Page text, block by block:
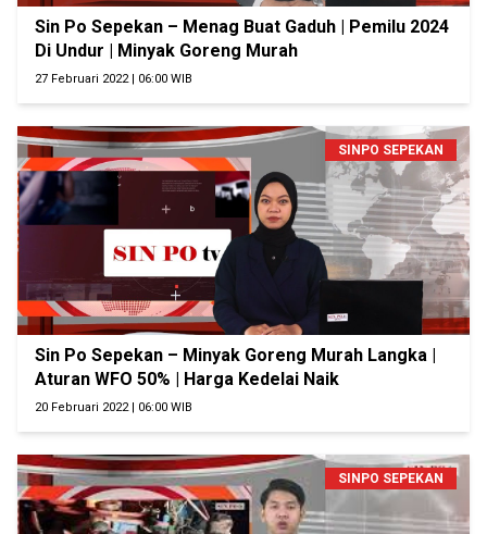
Sin Po Sepekan – Menag Buat Gaduh | Pemilu 2024
Di Undur | Minyak Goreng Murah
27 Februari 2022 | 06:00 WIB
SINPO SEPEKAN
Sin Po Sepekan – Minyak Goreng Murah Langka |
Aturan WFO 50% | Harga Kedelai Naik
20 Februari 2022 | 06:00 WIB
SINPO SEPEKAN